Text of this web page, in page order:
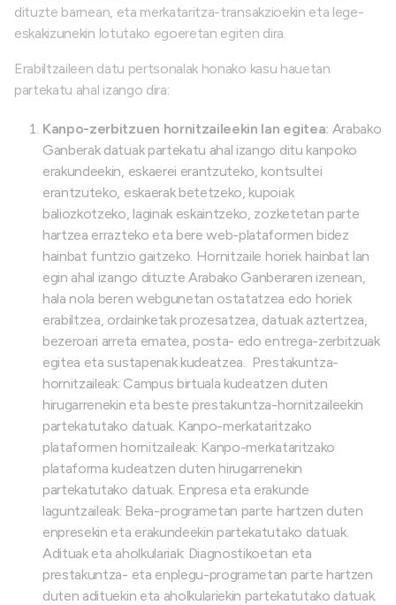
dituzte barnean, eta merkataritza-transakzioekin eta lege-
eskakizunekin lotutako egoeretan egiten dira.
Erabiltzaileen datu pertsonalak honako kasu hauetan
partekatu ahal izango dira:
Kanpo-zerbitzuen hornitzaileekin lan egitea: Arabako
Ganberak datuak partekatu ahal izango ditu kanpoko
erakundeekin, eskaerei erantzuteko, kontsultei
erantzuteko, eskaerak betetzeko, kupoiak
baliozkotzeko, laginak eskaintzeko, zozketetan parte
hartzea errazteko eta bere web-plataformen bidez
hainbat funtzio gaitzeko. Hornitzaile horiek hainbat lan
egin ahal izango dituzte Arabako Ganberaren izenean,
hala nola beren webgunetan ostatatzea edo horiek
erabiltzea, ordainketak prozesatzea, datuak aztertzea,
bezeroari arreta ematea, posta- edo entrega-zerbitzuak
egitea eta sustapenak kudeatzea. Prestakuntza-
hornitzaileak: Campus birtuala kudeatzen duten
hirugarrenekin eta beste prestakuntza-hornitzaileekin
partekatutako datuak. Kanpo-merkataritzako
plataformen hornitzaileak: Kanpo-merkataritzako
plataforma kudeatzen duten hirugarrenekin
partekatutako datuak. Enpresa eta erakunde
laguntzaileak: Beka-programetan parte hartzen duten
enpresekin eta erakundeekin partekatutako datuak.
Adituak eta aholkulariak: Diagnostikoetan eta
prestakuntza- eta enplegu-programetan parte hartzen
duten adituekin eta aholkulariekin partekatutako datuak.